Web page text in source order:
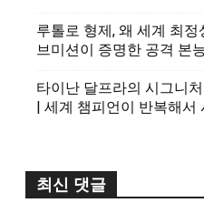
루톨로 형제, 왜 세계 최
브미션이 증명한 공격 본
타이난 달프라의 시그니
| 세계 챔피언이 반복해서
최신 댓글